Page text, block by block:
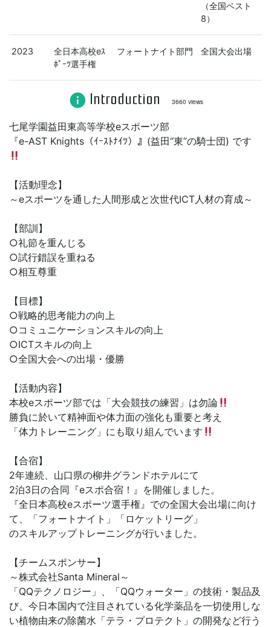
（全国ベスト
8）
2023
全日本高校eｽ
ﾎﾟｰﾂ選手権
フォートナイト部門 全国大会出場
info Introduction 3660 views
七尾学園益田東高等学校eスポーツ部
『e-AST Knights（ｲｰｽﾄﾅｲﾂ）』(益田“東”の騎士団) です
【活動理念】
～eスポーツを通した人間形成と次世代ICT人材の育成～
【部訓】
○礼節を重んじる
○試行錯誤を重ねる
○相互尊重
【目標】
○戦略的思考能力の向上
○コミュニケーションスキルの向上
○ICTスキルの向上
○全国大会への出場・優勝
【活動内容】
本校eスポーツ部では「大会競技の練習」は勿論
勝負に於いて精神面や体力面の強化も重要と考え
「体力トレーニング」にも取り組んでいます
【合宿】
2年連続、山口県の柳井グランドホテルにて
2泊3日の合同『eスポ合宿！』を開催しました。
『全日本高校eスポーツ選手権』での全国大会出場に向け
て、「フォートナイト」「ロケットリーグ」
のスキルアップトレーニングが行いました。
【チームスポンサー】
～株式会社Santa Mineral～
「QQテクノロジー」、「QQウォーター」の技術・製品及
び、今日本国内で注目されている化学薬品を一切使用しな
い植物由来の除菌水「テラ・プロテクト」の開発など行う